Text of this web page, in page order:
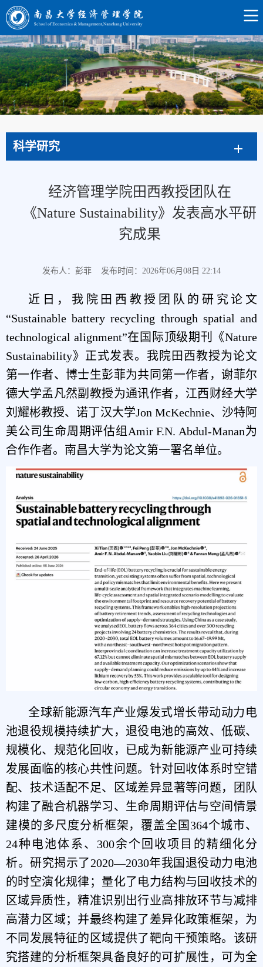
科学研究
经济管理学院田西教授团队在
《Nature Sustainability》发表高水平研
究成果
发布人：彭菲 发布时间：2026年06月08日 22:14
近日，我院田西教授团队的研究论文
“Sustainable battery recycling through spatial and
technological alignment”在国际顶级期刊《Nature
Sustainability》正式发表。我院田西教授为论文
第一作者、博士生彭菲为共同第一作者，谢菲尔
德大学孟凡然副教授为通讯作者，江西财经大学
刘耀彬教授、诺丁汉大学Jon McKechnie、沙特阿
美公司生命周期评估组Amir F.N. Abdul-Manan为
合作作者。南昌大学为论文第一署名单位。
全球新能源汽车产业爆发式增长带动动力电
池退役规模持续扩大，退役电池的高效、低碳、
规模化、规范化回收，已成为新能源产业可持续
发展面临的核心共性问题。针对回收体系时空错
配、技术适配不足、区域差异显著等问题，团队
构建了融合机器学习、生命周期评估与空间情景
建模的多尺度分析框架，覆盖全国364个城市、
24种电池体系、300余个回收项目的精细化分
析。研究揭示了2020—2030年我国退役动力电池
的时空演化规律；量化了电力结构与回收技术的
区域异质性，精准识别出行业高排放环节与减排
高潜力区域；并最终构建了差异化政策框架，为
不同发展特征的区域提供了靶向干预策略。该研
究搭建的分析框架具备良好的可扩展性，可为全